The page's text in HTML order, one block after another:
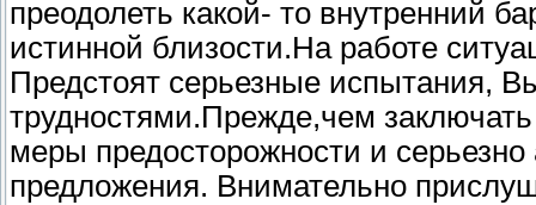
преодолеть какой- то внутренний
истинной близости.На работе
Предстоят серьезные испытания,
трудностями.Прежде,чем
меры предосторожности и
предложения. Внимательно